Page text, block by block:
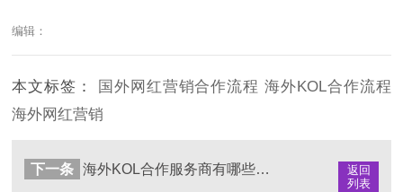
编辑：
本文标签： 国外网红营销合作流程海外KOL合作流程
海外网红营销
返回
列表
下一条 海外KOL合作服务商有哪些？品牌出海值得关注的营销机构推荐